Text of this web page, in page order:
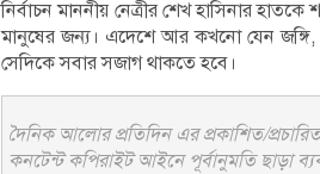
নির্বাচন মাননীয় নেত্রীর শেখ হাসিনার
মানুষের জন্য। এদেশে আর কখনো যেন জঙ্গি,
সেদিকে সবার সজাগ থাকতে হবে।
দৈনিক আলোর প্রতিদিন এর প্রকাশিত/
কনটেন্ট কপিরাইট আইনে পূর্বানুমতি ছাড়া